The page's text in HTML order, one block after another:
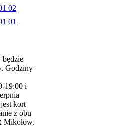
będzie
Godziny
19:00 i
kort
z obu
Mikołów.